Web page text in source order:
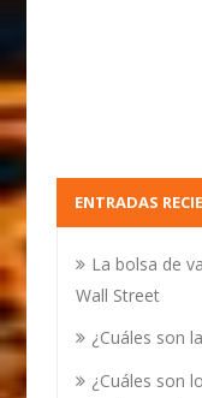
ENTRADAS
La bolsa de
Wall Street
¿Cuáles son
¿Cuáles son